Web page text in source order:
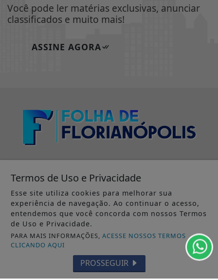
Você pode ler matérias exclusivas, anunciar
classificados e muito mais!
ASSINE AGORA
INÍCIO | SOBRE | PAINEL DO LEITOR |
EXPEDIENTE | TERMOS DE USO E PRIVACIDADE
Termos de Uso e Privacidade
Esse site utiliza cookies para melhorar sua
experiência de navegação. Ao continuar o acesso,
entendemos que você concorda com nossos Termos
de Uso e Privacidade.
PARA MAIS INFORMAÇÕES,ACESSE NOSSOS TERMOS
CLICANDO AQUI
PROSSEGUIR